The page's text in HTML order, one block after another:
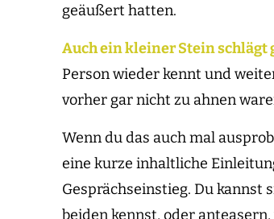
geäußert hatten.
Auch ein kleiner Stein schlägt
Person wieder kennt und
vorher gar nicht zu ahnen
Wenn du das auch mal
eine kurze inhaltliche
Gesprächseinstieg. Du kannst
beiden kennst, oder